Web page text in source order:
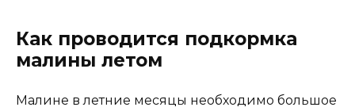
Как проводится подкормка
малины летом
Малине в летние месяцы необходимо большое